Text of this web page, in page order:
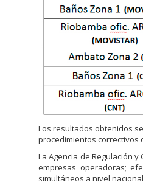
Los resultados obtenidos
procedimientos correctivos
La Agencia de Regulación
empresas operadoras;
simultáneos a nivel